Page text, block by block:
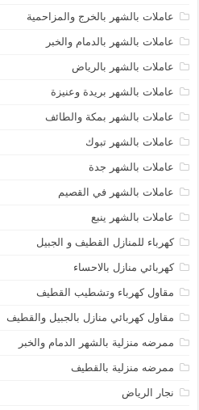
عاملات بالشهر بالخرج والمزاحمية
عاملات بالشهر بالدمام والخبر
عاملات بالشهر بالرياض
عاملات بالشهر بريدة وعنيزة
عاملات بالشهر بمكة والطائف
عاملات بالشهر تبوك
عاملات بالشهر جدة
عاملات بالشهر في القصيم
عاملات بالشهر ينبع
كهرباء للمنازل القطيف و الجبيل
كهربائي منازل بالاحساء
مقاول كهرباء وتشطيب القطيف
مقاول كهربائي منازل بالجبيل والقطيف
ممرضه منزلية بالشهر الدمام والخبر
ممرضه منزلية بالقطيف
نجار الرياض